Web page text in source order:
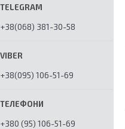
+38(068) 381-30-58
+38(095) 106-51-69
+380 (95) 106-51-69